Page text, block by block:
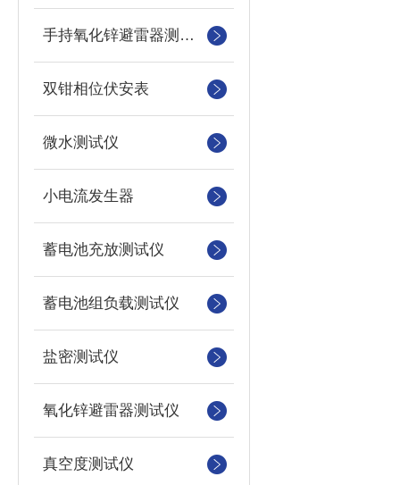
手持氧化锌避雷器测试仪
双钳相位伏安表
微水测试仪
小电流发生器
蓄电池充放测试仪
蓄电池组负载测试仪
盐密测试仪
氧化锌避雷器测试仪
真空度测试仪